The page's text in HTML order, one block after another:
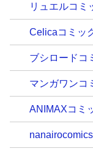
リュエルコミ
Celicaコミッ
ブシロードコ
マンガワンコ
ANIMAXコミ
nanairocomics